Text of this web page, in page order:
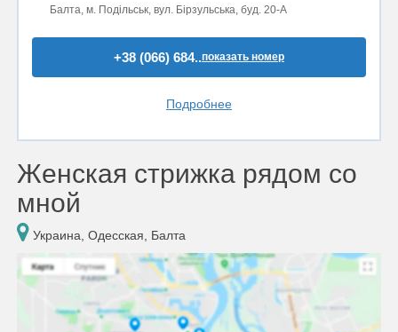
Балта, м. Подільськ, вул. Бірзульська, буд. 20-А
+38 (066) 684..показать номер
Подробнее
Женская стрижка рядом со
мной
Украина, Одесская, Балта